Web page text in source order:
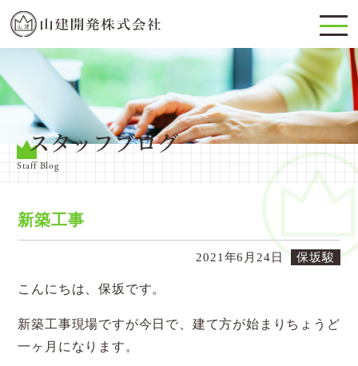
スタッフブログ
Staff Blog
新築工事
2021年6月24日 保坂駿
こんにちは、保坂です。
新築工事現場ですが今日で、建て方が始まりちょうど
一ヶ月になります。